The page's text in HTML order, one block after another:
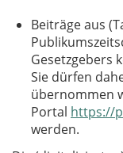
Beiträge aus
Gesetzgebers
Sie dürfen
übernommen
Portal https://
werden.